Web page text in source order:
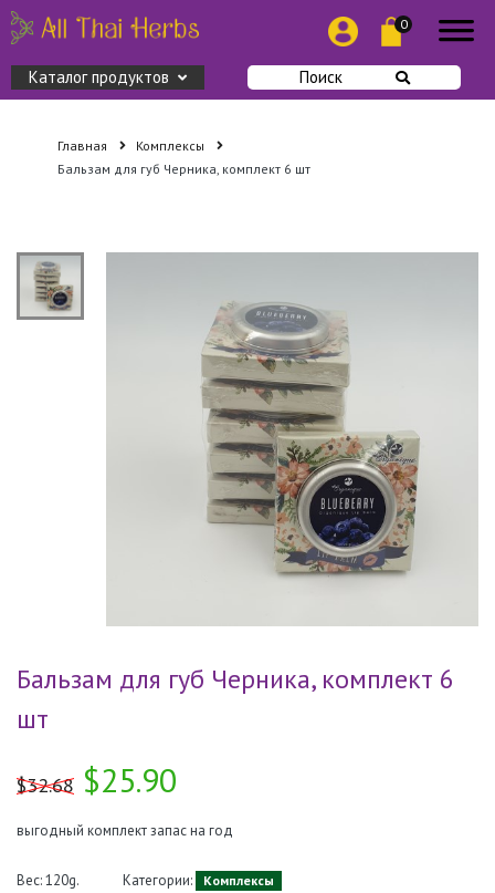
0
Каталог продуктов Поиск
Главная
Комплексы
Бальзам для губ Черника, комплект 6 шт
Бальзам для губ Черника, комплект 6
шт
$32.68 $25.90
выгодный комплект запас на год
Вес: 120g. Категории: Комплексы